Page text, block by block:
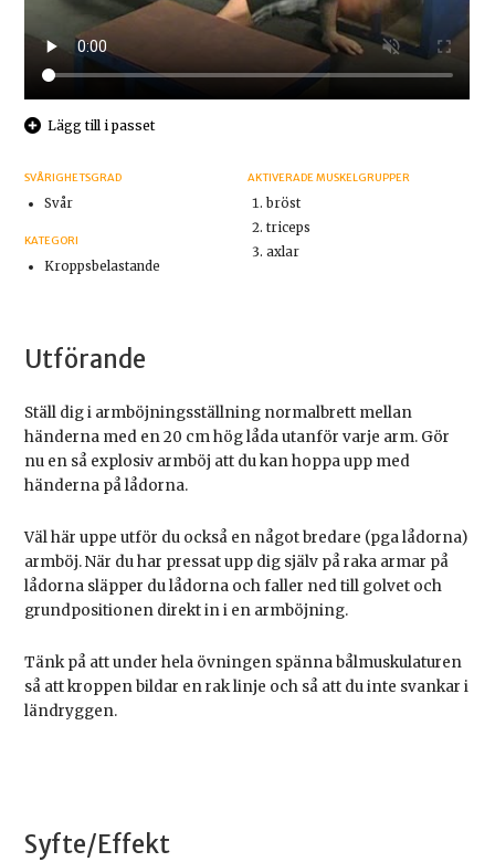
Lägg till i passet
SVÅRIGHETSGRAD
Svår
KATEGORI
Kroppsbelastande
AKTIVERADE MUSKELGRUPPER
bröst
triceps
axlar
Utförande
Ställ dig i armböjningsställning normalbrett mellan
händerna med en 20 cm hög låda utanför varje arm. Gör
nu en så explosiv armböj att du kan hoppa upp med
händerna på lådorna.
Väl här uppe utför du också en något bredare (pga lådorna)
armböj. När du har pressat upp dig själv på raka armar på
lådorna släpper du lådorna och faller ned till golvet och
grundpositionen direkt in i en armböjning.
Tänk på att under hela övningen spänna bålmuskulaturen
så att kroppen bildar en rak linje och så att du inte svankar i
ländryggen.
Syfte/Effekt